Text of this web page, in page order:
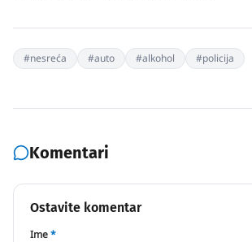
#nesreća #auto #alkohol #policija
Komentari
Ostavite komentar
Ime*